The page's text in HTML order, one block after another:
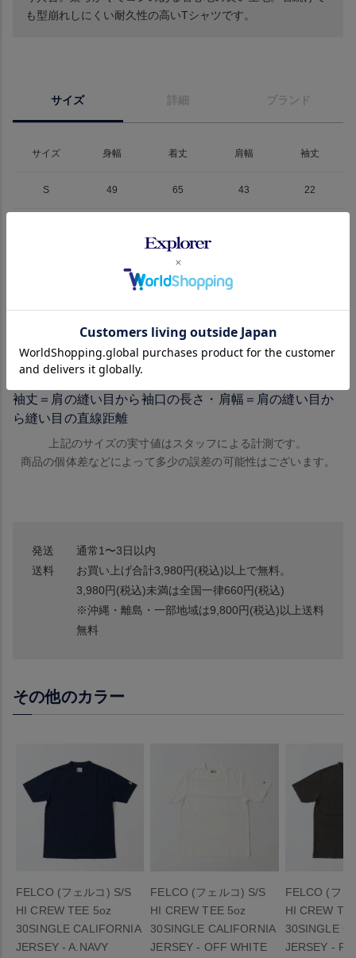
も型崩れしにくい耐久性の高いTシャツです。
サイズ 詳細 ブランド
サイズ 身幅 着丈 肩幅 袖丈
S 49 65 43 22
69
サイズの測り方
袖丈＝肩の縫い目から袖口の長さ・肩幅＝肩の縫い目か
ら縫い目の直線距離
上記のサイズの実寸値はスタッフによる計測です。
商品の個体差などによって多少の誤差の可能性はございます。
発送
通常1〜3日以内
送料
お買い上げ合計3,980円(税込)以上で無料。
3,980円(税込)未満は全国一律660円(税込)
※沖縄・離島・一部地域は9,800円(税込)以上送料
無料
その他のカラー
FELCO (フェルコ) S/S
HI CREW TEE 5oz
30SINGLE CALIFORNIA
JERSEY - A.NAVY
FELCO (フェルコ) S/S
HI CREW TEE 5oz
30SINGLE CALIFORNIA
JERSEY - OFF WHITE
FELCO (フェ
HI CREW
30SINGLE
JERSEY -